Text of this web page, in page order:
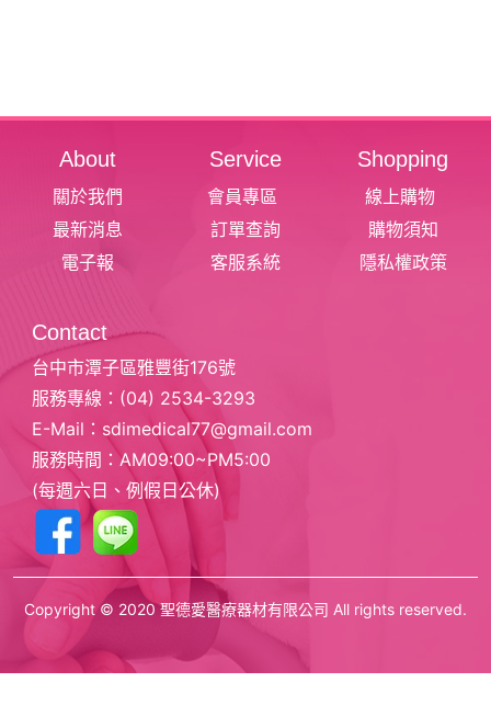
About
關於我們
最新消息
電子報
Service
會員專區
訂單查詢
客服系統
Shopping
線上購物
購物須知
隱私權政策
Contact
台中市潭子區雅豐街176號
服務專線： (04) 2534-3293
E-Mail： sdimedical77@gmail.com
服務時間：AM09:00~PM5:00
(每週六日、例假日公休)
Copyright © 2020 聖德愛醫療器材有限公司 All rights reserved.